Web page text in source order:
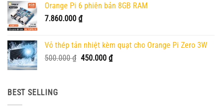
Orange Pi 6 phiên bản 8GB RAM
7.860.000 ₫
Vỏ thép tản nhiệt kèm quạt cho Orange Pi Zero 3W
500.000₫ Giá
450.000 ₫Giá
BEST SELLING